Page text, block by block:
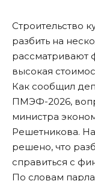
Строительство
разбить на
рассматривают
высокая
Как сообщил
ПМЭФ-2026,
министра
Решетникова.
решено, что
справиться с
По словам